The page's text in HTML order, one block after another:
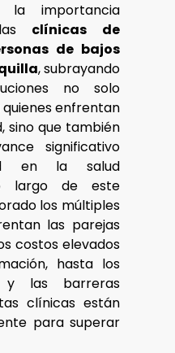
la importancia
clínicas de
de bajos
, subrayando
no solo
enfrentan
sino que también
significativo
en la salud
largo de este
los múltiples
las parejas
costos elevados
hasta los
y las barreras
clínicas están
para superar